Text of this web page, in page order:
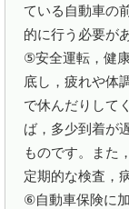
ている自動車の
的に行う必要が
⑤安全運転，健
底し，疲れや体
で休んだりして
ば，多少到着が
ものです。また
定期的な検査，
⑥自動車保険に